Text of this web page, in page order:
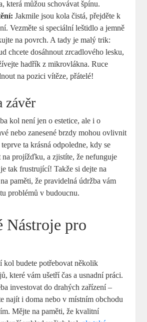
která můžou schovávat špínu.
Jakmile jsou kola čistá, přejděte k
Vezměte si speciální leštidlo a jemně
na povrch. A tady je malý trik:
chcete dosáhnout zrcadlového lesku,
hadřík z mikrovlákna. Ruce
na pozici vítěze, přátelé!
závěr
kol není jen o estetice, ale i o
nebo zanesené brzdy mohou ovlivnit
ta krásná odpoledne, kdy se
na projížďku, a zjistíte, že nefunguje
tak frustrující! Takže si dejte na
paměti, že pravidelná údržba vám
problémů v budoucnu.
Nástroje pro
kol budete potřebovat několik
které vám ušetří čas a usnadní práci.
investovat do drahých zařízení –
najít i doma nebo v místním obchodu
Mějte na paměti, že kvalitní